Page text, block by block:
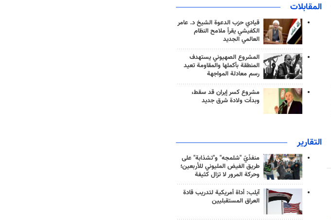
المقابلات
قيادي حزب الدعوة الشيخ د. عامر
الكفيشي يقرأ ملامح النظام
العالمي الجديد
المشروع الصهيوني يستهدف
المنطقة بأكملها والمقاومة تعيد
رسم معادلة المواجهة
مشروع كسر إيران قد سقط،
وبدأت ولادة شرق جديد
التقارير
منفذَيّ "شلمجه" و"تشذابة" على
طريق الفيض المليوني للأربعين؛
وحركة المرور لا تزال كثيفة
آيلب: أداة أمريكية لتدريب قادة
العراق المستقبليين